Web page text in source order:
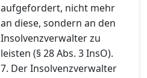
aufgefordert, nicht mehr
an diese, sondern an den
Insolvenzverwalter zu
leisten (§ 28 Abs. 3 InsO).
7. Der Insolvenzverwalter